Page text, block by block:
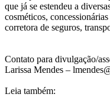
que já se estendeu a
cosméticos,
corretora de seguros,
Contato para divulgação/
Larissa Mendes –
Leia também: